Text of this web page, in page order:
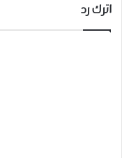
اترك رد